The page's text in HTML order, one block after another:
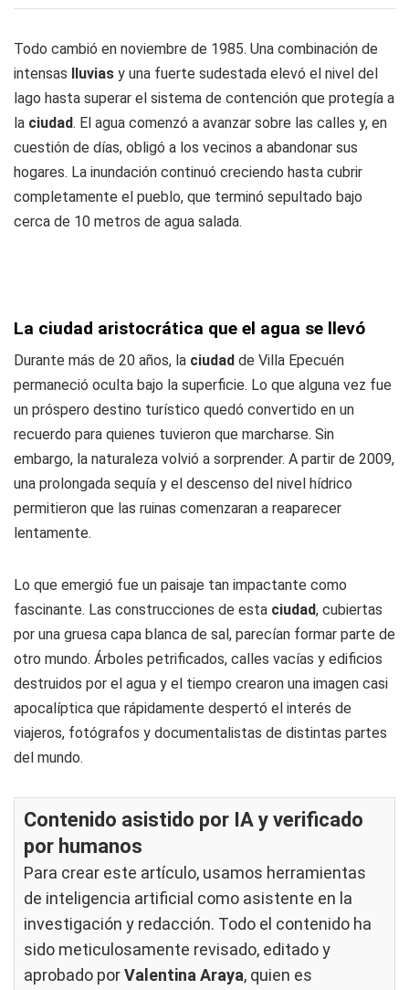
Todo cambió en noviembre de 1985. Una combinación de
intensas lluvias y una fuerte sudestada elevó el nivel del
lago hasta superar el sistema de contención que protegía a
la ciudad. El agua comenzó a avanzar sobre las calles y, en
cuestión de días, obligó a los vecinos a abandonar sus
hogares. La inundación continuó creciendo hasta cubrir
completamente el pueblo, que terminó sepultado bajo
cerca de 10 metros de agua salada.
La ciudad aristocrática que el agua se llevó
Durante más de 20 años, la ciudad de Villa Epecuén
permaneció oculta bajo la superficie. Lo que alguna vez fue
un próspero destino turístico quedó convertido en un
recuerdo para quienes tuvieron que marcharse. Sin
embargo, la naturaleza volvió a sorprender. A partir de 2009,
una prolongada sequía y el descenso del nivel hídrico
permitieron que las ruinas comenzaran a reaparecer
lentamente.
Lo que emergió fue un paisaje tan impactante como
fascinante. Las construcciones de esta ciudad, cubiertas
por una gruesa capa blanca de sal, parecían formar parte de
otro mundo. Árboles petrificados, calles vacías y edificios
destruidos por el agua y el tiempo crearon una imagen casi
apocalíptica que rápidamente despertó el interés de
viajeros, fotógrafos y documentalistas de distintas partes
del mundo.
Contenido asistido por IA y verificado
por humanos
Para crear este artículo, usamos herramientas
de inteligencia artificial como asistente en la
investigación y redacción. Todo el contenido ha
sido meticulosamente revisado, editado y
aprobado porValentina Araya, quien es